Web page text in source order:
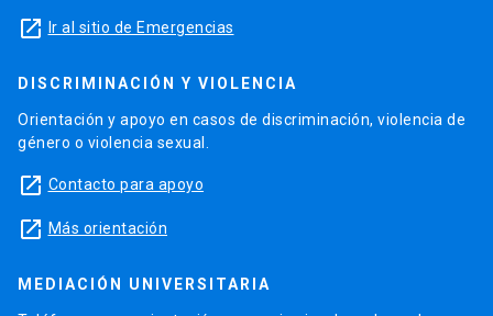
launch Ir al sitio de Emergencias
DISCRIMINACIÓN Y VIOLENCIA
Orientación y apoyo en casos de discriminación, violencia de
género o violencia sexual.
launch Contacto para apoyo
launch Más orientación
MEDIACIÓN UNIVERSITARIA